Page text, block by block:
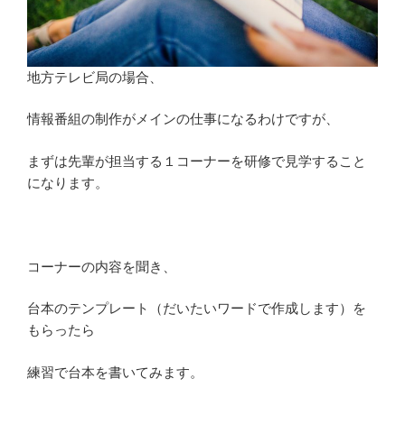
地方テレビ局の場合、
情報番組の制作がメインの仕事になるわけですが、
まずは先輩が担当する１コーナーを研修で見学すること
になります。
コーナーの内容を聞き、
台本のテンプレート（だいたいワードで作成します）を
もらったら
練習で台本を書いてみます。